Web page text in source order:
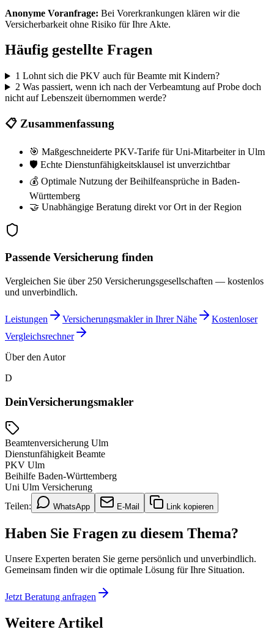
Anonyme Voranfrage: Bei Vorerkrankungen klären wir die
Versicherbarkeit ohne Risiko für Ihre Akte.
Häufig gestellte Fragen
1 Lohnt sich die PKV auch für Beamte mit Kindern?
2 Was passiert, wenn ich nach der Verbeamtung auf Probe doch
nicht auf Lebenszeit übernommen werde?
📋 Zusammenfassung
🎯 Maßgeschneiderte PKV-Tarife für Uni-Mitarbeiter in Ulm
🛡️ Echte Dienstunfähigkeitsklausel ist unverzichtbar
💰 Optimale Nutzung der Beihilfeansprüche in Baden-
Württemberg
🤝 Unabhängige Beratung direkt vor Ort in der Region
Passende Versicherung finden
Vergleichen Sie über 250 Versicherungsgesellschaften — kostenlos
und unverbindlich.
Leistungen Versicherungsmakler in Ihrer Nähe
Kostenloser
Vergleichsrechner
Über den Autor
D
DeinVersicherungsmakler
Beamtenversicherung Ulm
Dienstunfähigkeit Beamte
PKV Ulm
Beihilfe Baden-Württemberg
Uni Ulm Versicherung
Teilen:
WhatsApp E-Mail Link kopieren
Haben Sie Fragen zu diesem Thema?
Unsere Experten beraten Sie gerne persönlich und unverbindlich.
Gemeinsam finden wir die optimale Lösung für Ihre Situation.
Jetzt Beratung anfragen
Weitere Artikel